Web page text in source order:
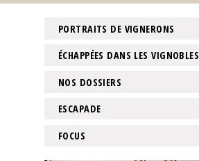
PORTRAITS DE VIGNERONS
ÉCHAPPÉES DANS LES VIGNOBLES
NOS DOSSIERS
ESCAPADE
FOCUS